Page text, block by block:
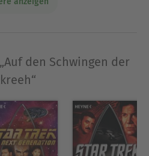
der Menschheit zu
ihrer gesamten
geboren, ist
Frau in der Nähe
den Schwingen der